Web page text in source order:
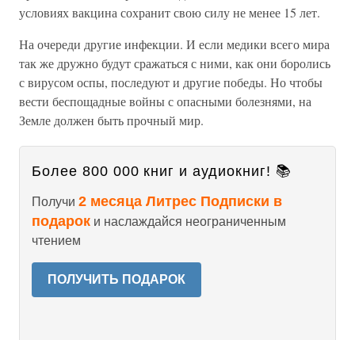
условиях вакцина сохранит свою силу не менее 15 лет.
На очереди другие инфекции. И если медики всего мира
так же дружно будут сражаться с ними, как они боролись
с вирусом оспы, последуют и другие победы. Но чтобы
вести беспощадные войны с опасными болезнями, на
Земле должен быть прочный мир.
Более 800 000 книг и аудиокниг! 📚
Получи 2 месяца Литрес Подписки в
подарок и наслаждайся неограниченным
чтением
ПОЛУЧИТЬ ПОДАРОК